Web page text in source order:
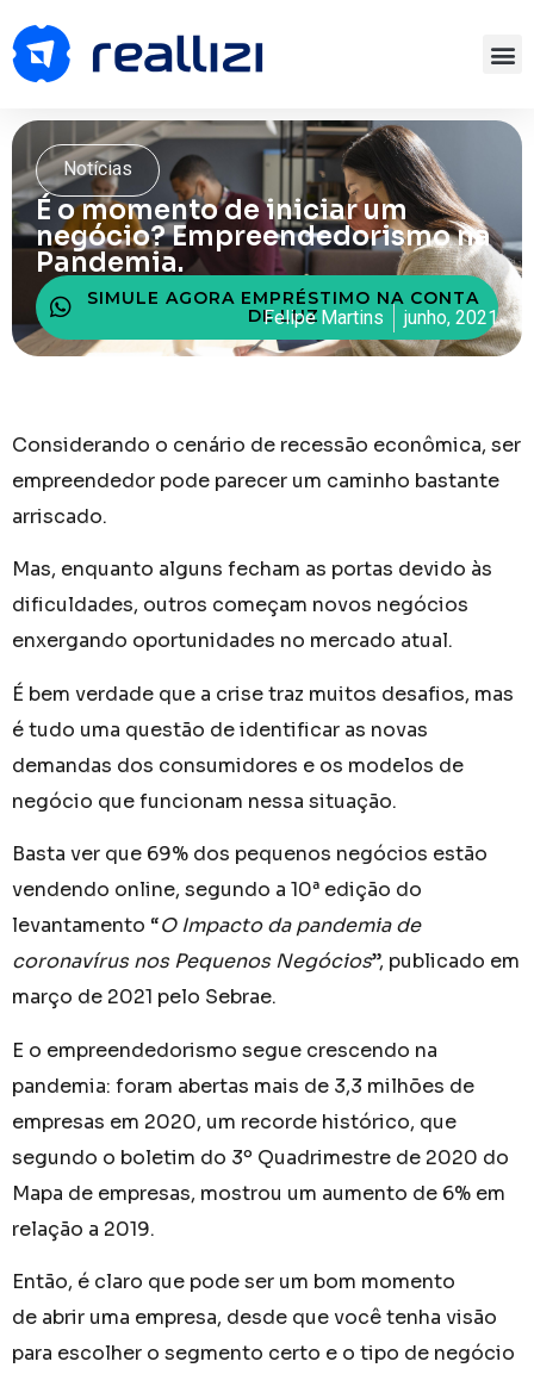
Notícias
É o momento de iniciar um
negócio? Empreendedorismo na
Pandemia.
SIMULE AGORA EMPRÉSTIMO NA CONTA
DE LUZ
Felipe Martins junho, 2021
Considerando o cenário de recessão econômica, ser
empreendedor pode parecer um caminho bastante
arriscado.
Mas, enquanto alguns fecham as portas devido às
dificuldades, outros começam novos negócios
enxergando oportunidades no mercado atual.
É bem verdade que a crise traz muitos desafios, mas
é tudo uma questão de identificar as novas
demandas dos consumidores e os modelos de
negócio que funcionam nessa situação.
Basta ver que 69% dos pequenos negócios estão
vendendo online, segundo a 10ª edição do
levantamento “O Impacto da pandemia de
coronavírus nos Pequenos Negócios”, publicado em
março de 2021 pelo Sebrae.
E o empreendedorismo segue crescendo na
pandemia: foram abertas mais de 3,3 milhões de
empresas em 2020, um recorde histórico, que
segundo o boletim do 3º Quadrimestre de 2020 do
Mapa de empresas, mostrou um aumento de 6% em
relação a 2019.
Então, é claro que pode ser um bom momento
de abrir uma empresa, desde que você tenha visão
para escolher o segmento certo e o tipo de negócio